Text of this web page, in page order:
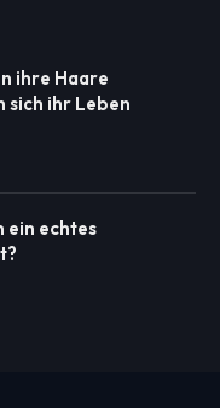
ihre Haare
sich ihr Leben
ein echtes